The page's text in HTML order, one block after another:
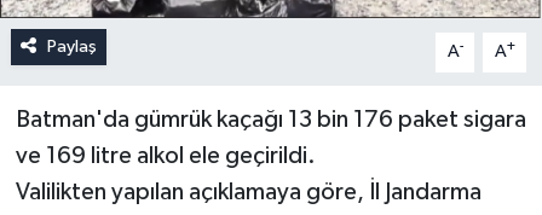
Paylaş A- A+
Batman'da gümrük kaçağı 13 bin 176 paket sigara
ve 169 litre alkol ele geçirildi.
Valilikten yapılan açıklamaya göre, İl Jandarma